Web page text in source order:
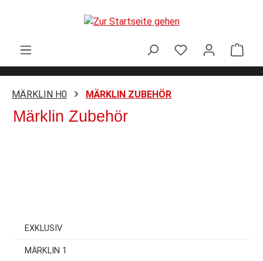
Zum Hauptinhalt springen
MÄRKLIN H0 MÄRKLIN ZUBEHÖR
Märklin Zubehör
EXKLUSIV
MÄRKLIN 1